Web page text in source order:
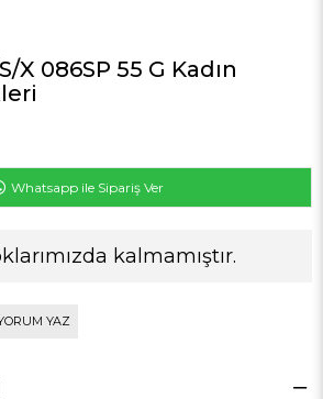
X 086SP 55 G Kadın
Whatsapp ile Sipariş Ver
kalmamıştır.
YAZ